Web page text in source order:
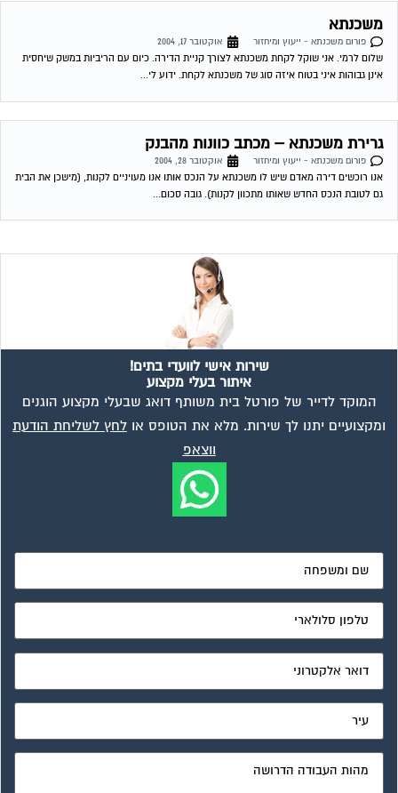
משכנתא
פורום משכנתא - ייעוץ ומיחזור
אוקטובר 17, 2004
שלום לרמי. אני שוקל לקחת משכנתא לצורך קניית הדירה. כיום עם הריביות במשק שיחסית
אינן גבוהות איני בטוח איזה סוג של משכנתא לקחת. ידוע לי...
גרירת משכנתא – מכתב כוונות מהבנק
פורום משכנתא - ייעוץ ומיחזור
אוקטובר 28, 2004
אנו רוכשים דירה מאדם שיש לו משכנתא על הנכס אותו אנו מעויניים לקנות, (מישכן את הבית
גם לטובת הנכס החדש שאותו מתכוון לקנות). גובה סכום...
שירות אישי לוועדי בתים!
איתור בעלי מקצוע
המוקד לדייר של פורטל בית משותף דואג שבעלי מקצוע הוגנים
ומקצועיים יתנו לך שירות. מלא את הטופס אולחץ לשליחת הודעת
ווצאפ